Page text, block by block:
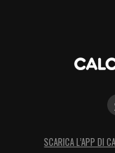
SCARICA L’APP DI